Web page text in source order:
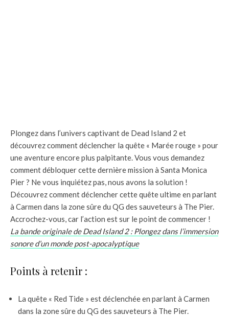
Plongez dans l’univers captivant de Dead Island 2 et
découvrez comment déclencher la quête « Marée rouge » pour
une aventure encore plus palpitante. Vous vous demandez
comment débloquer cette dernière mission à Santa Monica
Pier ? Ne vous inquiétez pas, nous avons la solution !
Découvrez comment déclencher cette quête ultime en parlant
à Carmen dans la zone sûre du QG des sauveteurs à The Pier.
Accrochez-vous, car l’action est sur le point de commencer !
La bande originale de Dead Island 2 : Plongez dans l’immersion
sonore d’un monde post-apocalyptique
Points à retenir :
La quête « Red Tide » est déclenchée en parlant à Carmen
dans la zone sûre du QG des sauveteurs à The Pier.